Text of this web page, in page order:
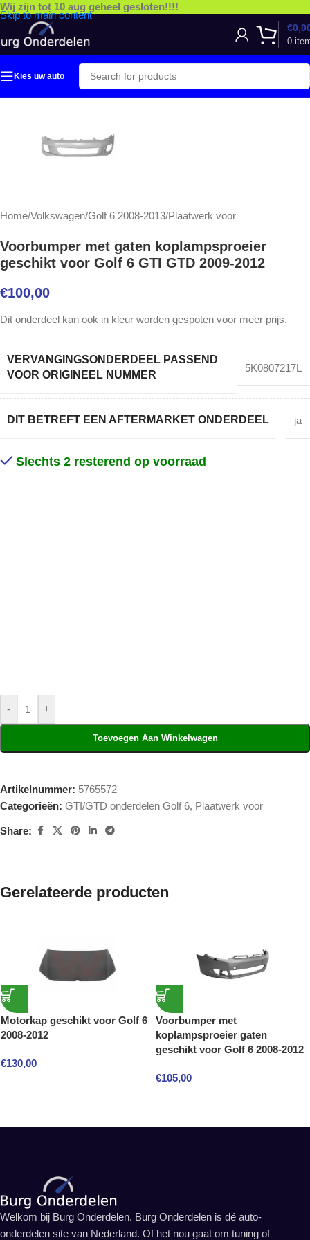
Skip to main content
Wij zijn tot 10 aug geheel gesloten!!!!
0
€
Kies uw auto
Home/Volkswagen/Golf 6 2008-2013/Plaatwerk voor
Voorbumper met gaten koplampsproeier
geschikt voor Golf 6 GTI GTD 2009-2012
€100,00
Dit onderdeel kan ook in kleur worden gespoten voor meer prijs.
VERVANGINGSONDERDEEL PASSEND
VOOR ORIGINEEL NUMMER
5K0807217L
DIT BETREFT EEN AFTERMARKET ONDERDEEL ja
Slechts 2 resterend op voorraad
- +
Toevoegen Aan Winkelwagen
Artikelnummer: 5765572
Categorieën: GTI/GTD onderdelen Golf 6, Plaatwerk voor
Share:
Gerelateerde producten
Motorkap geschikt voor Golf 6
2008-2012
€130,00
Voorbumper met
koplampsproeier gaten
geschikt voor Golf 6 2008-2012
€105,00
Welkom bij Burg Onderdelen. Burg Onderdelen is dé auto-
onderdelen site van Nederland. Of het nou gaat om tuning of